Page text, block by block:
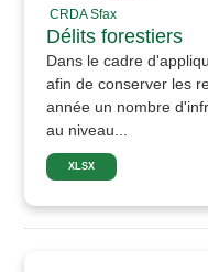
CRDA Sfax
Délits forestiers
Dans le cadre
afin de conserver les
année un nombre
au niveau...
XLSX